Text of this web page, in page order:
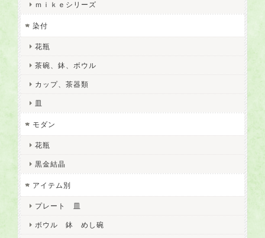
ｍｉｋｅシリーズ
染付
花瓶
茶碗、鉢、ボウル
カップ、茶器類
皿
モダン
花瓶
黒金結晶
アイテム別
プレート 皿
ボウル 鉢 めし碗